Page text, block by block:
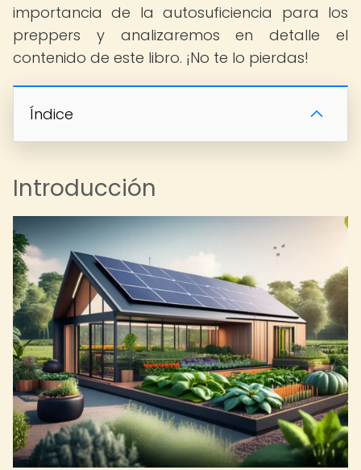
importancia de la autosuficiencia para los
preppers y analizaremos en detalle el
contenido de este libro. ¡No te lo pierdas!
Índice
Introducción